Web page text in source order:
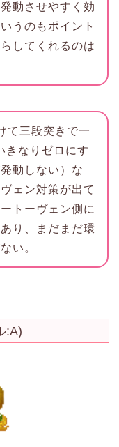
動させやすく効
うのもポイント
してくれるのは
て三段突きで一
きなりゼロにす
動しない）な
ェン対策が出て
トーヴェン側に
り、まだまだ環
い。
:A)